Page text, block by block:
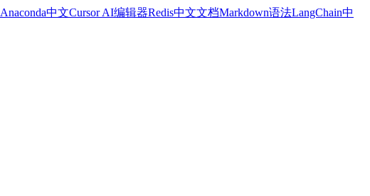
Anaconda中文Cursor AI编辑器Redis中文文档Markdown语法LangChain中